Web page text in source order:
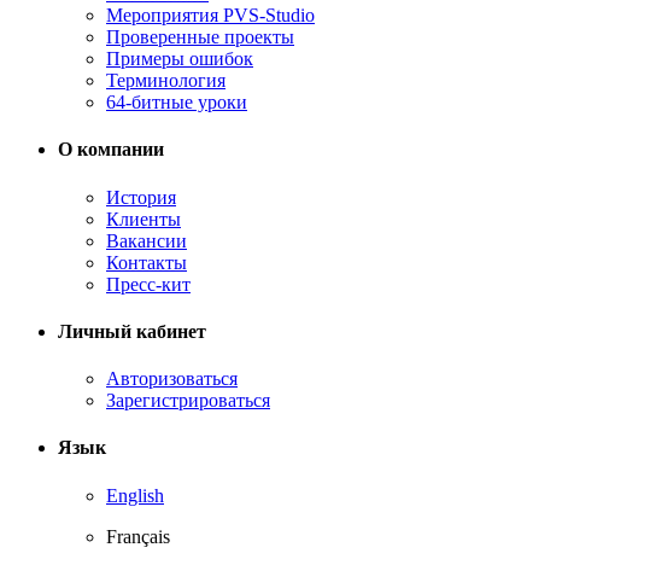
Мероприятия PVS-Studio
Проверенные проекты
Примеры ошибок
Терминология
64-битные уроки
О компании
История
Клиенты
Вакансии
Контакты
Пресс-кит
Личный кабинет
Авторизоваться
Зарегистрироваться
Язык
English
Français